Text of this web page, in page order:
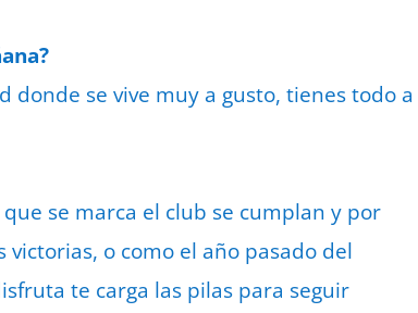
donde se vive muy a gusto, tienes todo a
se marca el club se cumplan y por
o como el año pasado del
te carga las pilas para seguir